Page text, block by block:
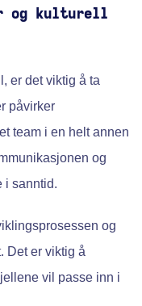
og kulturell
er det viktig å ta
påvirker
team i en helt annen
og
i sanntid.
og
Det er viktig å
vil passe inn i